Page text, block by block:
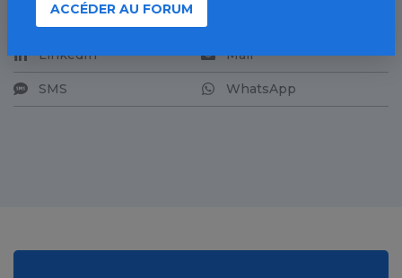
LinkedIn Mail
SMS WhatsApp
ACCÉDER AU FORUM